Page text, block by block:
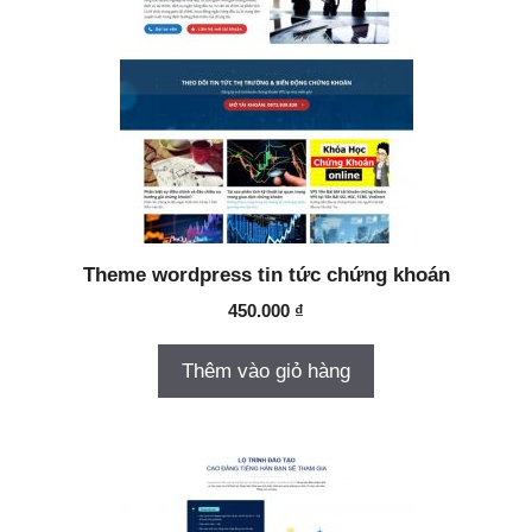
Theme wordpress tin tức chứng khoán
450.000 ₫
Thêm vào giỏ hàng